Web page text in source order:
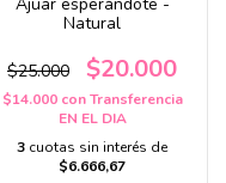
Ajuar esperándote -
Natural
$25.000 $20.000
$14.000 con Transferencia
EN EL DIA
3 cuotas sin interés de
$6.666,67